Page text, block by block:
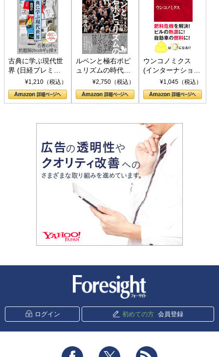
古典に学ぶ現代世
界 (日経プレミア
シリーズ)¥1,210（税込）
ルペンと極右ポピ
ュリズムの時代：
〈ヤヌス〉の二つ
の顔
¥2,750（税込）
ウンコノミクス
(インターナショナ
ル新書)¥1,045（税込）
ログイン 初めての方 会員登録
Facebook Twitter